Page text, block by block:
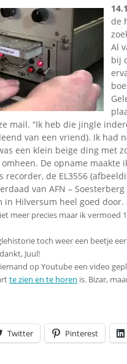
de
Al
bij
mail. “Ik heb die jingle
van een vriend). Ik had
een klein beige ding met
omheen. De opname maakte
recorder, de EL3556
van AFN – Soesterberg
in Hilversum heel goed door.
meer precies maar ik vermoed
toch weer een beetje
Juul!
op Youtube een video
te zien en te horen is. Bizar,
Twitter Pinterest